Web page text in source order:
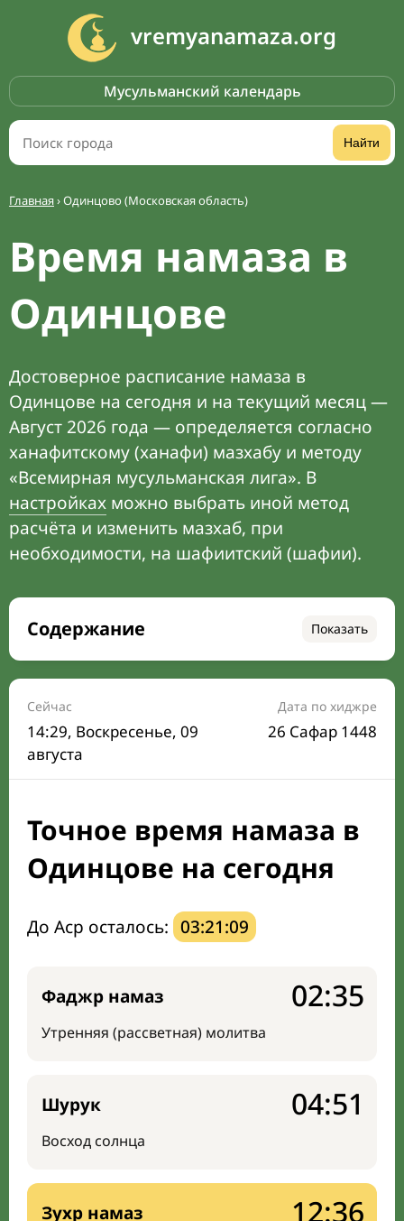
vremyanamaza.org
Мусульманский календарь
Найти
Главная›Одинцово (Московская область)
Время намаза в
Одинцове
Достоверное расписание намаза в
Одинцове на сегодня и на текущий месяц —
Август 2026 года — определяется согласно
ханафитскому (ханафи) мазхабу и методу
«Всемирная мусульманская лига». В
настройках можно выбрать иной метод
расчёта и изменить мазхаб, при
необходимости, на шафиитский (шафии).
Содержание Показать
Время намаза на сегодня
Расписание на месяц
Время Сухура и Ифтара на сегодня
Календарь рамадана
Мечети и молельные комнаты
Направление киблы
Сейчас
14:29, Воскресенье, 09
августа
Дата по хиджре
26 Сафар 1448
Точное время намаза в
Одинцове на сегодня
До Аср осталось: 03:21:08
Фаджр намаз
Утренняя (рассветная) молитва
02:35
Шурук
Восход солнца
04:51
Зухр намаз 12:36